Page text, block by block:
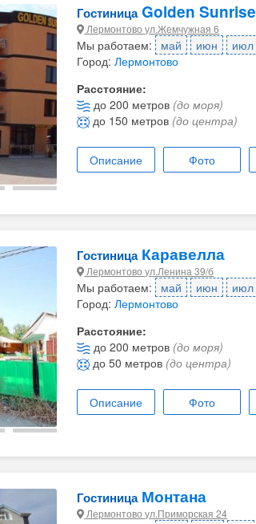
ГостиницаGolden Sunrise
Лермонтово ул.Жемчужная 6
Мы работаем: май июн июл
Город:Лермонтово
Расстояние:
до 200 метров (до моря)
до 150 метров (до центра)
Описание Фото
ГостиницаКаравелла
Лермонтово ул.Ленина 39/б
Мы работаем: май июн июл
Город:Лермонтово
Расстояние:
до 200 метров (до моря)
до 50 метров (до центра)
Описание Фото
ГостиницаМонтана
Лермонтово ул.Приморская 24